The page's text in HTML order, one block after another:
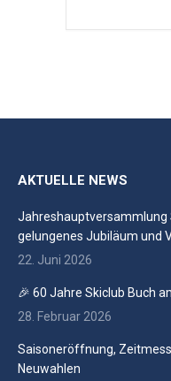
AKTUELLE NEWS
Jahreshauptversammlung
gelungenes Jubiläum und
22. Juni 2026
🎉 60 Jahre Skiclub Buch
28. Februar 2026
Saisoneröffnung,
Neuwahlen